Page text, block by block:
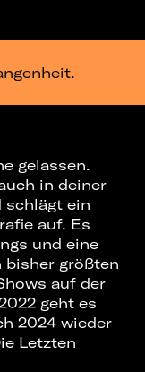
gelassen.
in deiner
schlägt ein
auf. Es
und eine
bisher größten
auf der
geht es
2024 wieder
Letzten